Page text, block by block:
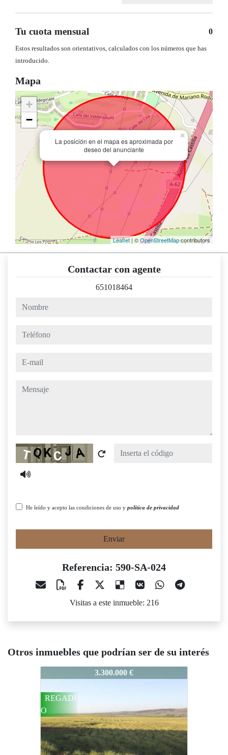
Tu cuota mensual 0
Estos resultados son orientativos, calculados con los números que has
introducido.
Mapa
La posición en el mapa es aproximada por
deseo del anunciante
×
+
−
Leaflet| ©OpenStreetMapcontributors
Contactar con agente
651018464
nombre
teléfono
e-mail
mensaje
Captcha
He leído y acepto las condiciones de uso y política de privacidad
Enviar
Referencia: 590-SA-024
Visitas a este inmueble: 216
Otros inmuebles que podrían ser de su interés
3.300.000 €
REGADÍ
O